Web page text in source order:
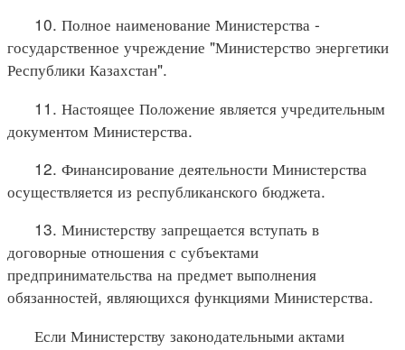
10. Полное наименование Министерства -
государственное учреждение "Министерство энергетики
Республики Казахстан".
11. Настоящее Положение является учредительным
документом Министерства.
12. Финансирование деятельности Министерства
осуществляется из республиканского бюджета.
13. Министерству запрещается вступать в
договорные отношения с субъектами
предпринимательства на предмет выполнения
обязанностей, являющихся функциями Министерства.
Если Министерству законодательными актами